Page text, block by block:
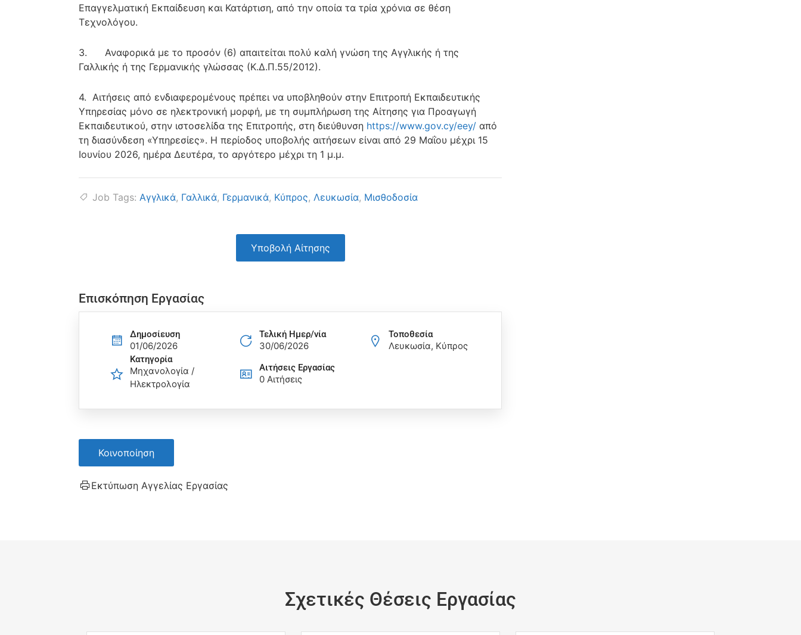
Επαγγελματική Εκπαίδευση και Κατάρτιση, από την οποία τα τρία χρόνια σε θέση
Τεχνολόγου.
3. Αναφορικά με το προσόν (6) απαιτείται πολύ καλή γνώση της Αγγλικής ή της
Γαλλικής ή της Γερμανικής γλώσσας (Κ.Δ.Π.55/2012).
4. Αιτήσεις από ενδιαφερομένους πρέπει να υποβληθούν στην Επιτροπή Εκπαιδευτικής
Υπηρεσίας μόνο σε ηλεκτρονική μορφή, με τη συμπλήρωση της Αίτησης για Προαγωγή
Εκπαιδευτικού, στην ιστοσελίδα της Επιτροπής, στη διεύθυνση https://www.gov.cy/eey/ από
τη διασύνδεση «Υπηρεσίες». Η περίοδος υποβολής αιτήσεων είναι από 29 Μαΐου μέχρι 15
Ιουνίου 2026, ημέρα Δευτέρα, το αργότερο μέχρι τη 1 μ.μ.
Job Tags: Αγγλικά, Γαλλικά, Γερμανικά, Κύπρος, Λευκωσία, Μισθοδοσία
Υποβολή Αίτησης
Επισκόπηση Εργασίας
Δημοσίευση
01/06/2026
Τελική Ημερ/νία
30/06/2026
Τοποθεσία
Λευκωσία, Κύπρος
Κατηγορία
Μηχανολογία /
Ηλεκτρολογία
Αιτήσεις Eργασίας
0 Αιτήσεις
Κοινοποίηση
Εκτύπωση Αγγελίας Εργασίας
Σχετικές Θέσεις Εργασίας